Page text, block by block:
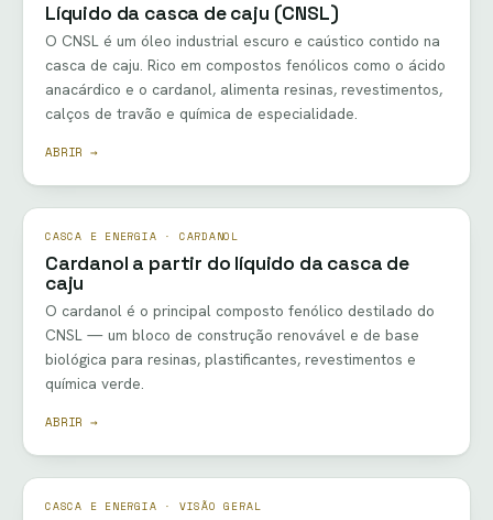
Líquido da casca de caju (CNSL)
O CNSL é um óleo industrial escuro e caústico contido na
casca de caju. Rico em compostos fenólicos como o ácido
anacárdico e o cardanol, alimenta resinas, revestimentos,
calços de travão e química de especialidade.
ABRIR →
CASCA E ENERGIA · CARDANOL
Cardanol a partir do líquido da casca de
caju
O cardanol é o principal composto fenólico destilado do
CNSL — um bloco de construção renovável e de base
biológica para resinas, plastificantes, revestimentos e
química verde.
ABRIR →
CASCA E ENERGIA · VISÃO GERAL